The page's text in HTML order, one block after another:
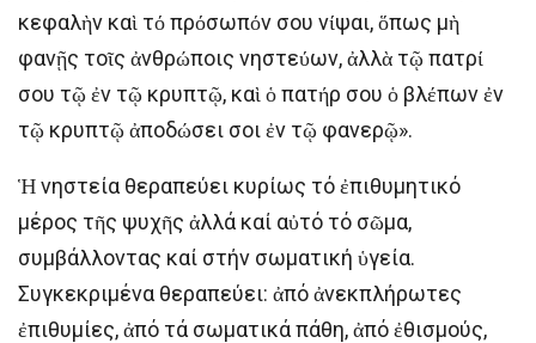
κεφαλὴν καὶ τό πρόσωπόν σου νίψαι, ὅπως μὴ
φανῇς τοῖς ἀνθρώποις νηστεύων, ἀλλὰ τῷ πατρί
σου τῷ ἐν τῷ κρυπτῷ, καὶ ὁ πατήρ σου ὁ βλέπων ἐν
τῷ κρυπτῷ ἀποδώσει σοι ἐν τῷ φανερῷ».
Ἡ νηστεία θεραπεύει κυρίως τό ἐπιθυμητικό
μέρος τῆς ψυχῆς ἀλλά καί αὐτό τό σῶμα,
συμβάλλοντας καί στήν σωματική ὑγεία.
Συγκεκριμένα θεραπεύει: ἀπό ἀνεκπλήρωτες
ἐπιθυμίες, ἀπό τά σωματικά πάθη, ἀπό ἐθισμούς,